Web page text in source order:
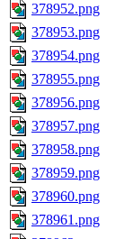
378952.png
378953.png
378954.png
378955.png
378956.png
378957.png
378958.png
378959.png
378960.png
378961.png